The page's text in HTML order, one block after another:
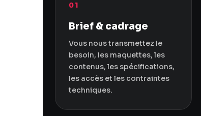
01
Brief & cadrage
Vous nous transmettez le
besoin, les maquettes, les
contenus, les spécifications,
les accès et les contraintes
techniques.